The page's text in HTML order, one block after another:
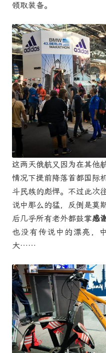
领取装备。
这两天俄航又因为在其他
情况下提前降落首都国际
斗民族的彪悍。不过此次
说中那么的猛，反倒是莫
后几乎所有老外都鼓掌感
也没有传说中的漂亮，
大……